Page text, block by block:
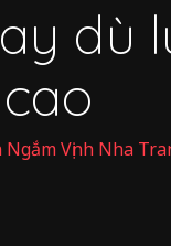
dù
Vịnh Nha